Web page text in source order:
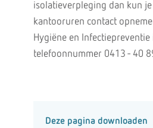
isolatieverpleging dan kun
kantooruren contact
Hygiëne en
telefoonnummer 0413 - 40
Deze pagina downloaden